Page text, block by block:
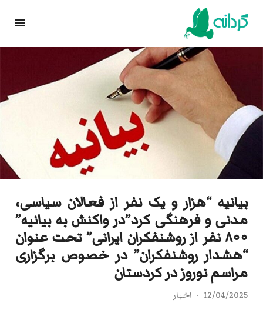
Skip
content
بیانیه “هزار و یک نفر از فعالان سیاسی،
مدنی و فرهنگی کرد”در واکنش به بیانیه”
۸۰۰ نفر از روشنفکران ایرانی” تحت عنوان
“هشدار روشنفکران” در خصوص برگزاری
مراسم نوروز در کردستان
12/04/2025
اخبار